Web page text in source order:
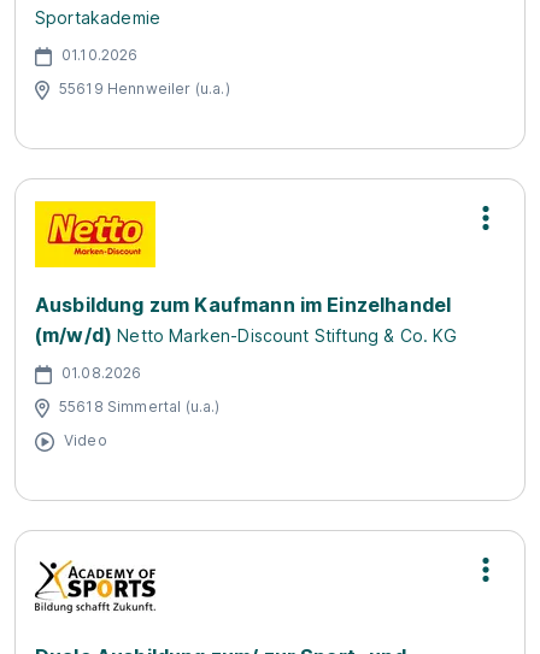
Sportakademie
01.10.2026
55619 Hennweiler (u.a.)
Ausbildung zum Kaufmann im Einzelhandel
(m/w/d) Netto Marken-Discount Stiftung & Co. KG
01.08.2026
55618 Simmertal (u.a.)
Video